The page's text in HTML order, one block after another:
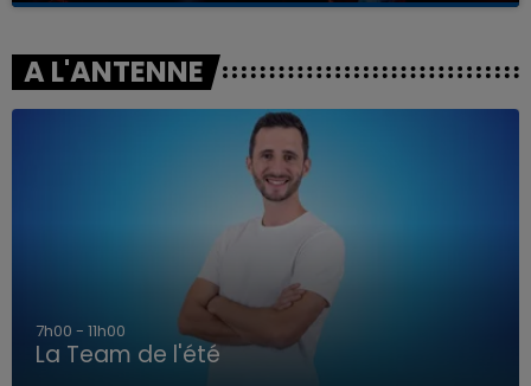
A L'ANTENNE
7h00 - 11h00
La Team de l'été